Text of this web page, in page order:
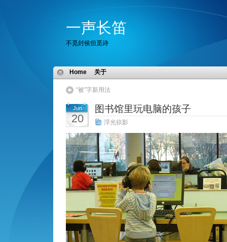
一声长笛
不觅封侯但觅诗
Home 关于
“被”字新用法
Jun
20
图书馆里玩电脑的孩子
浮光掠影